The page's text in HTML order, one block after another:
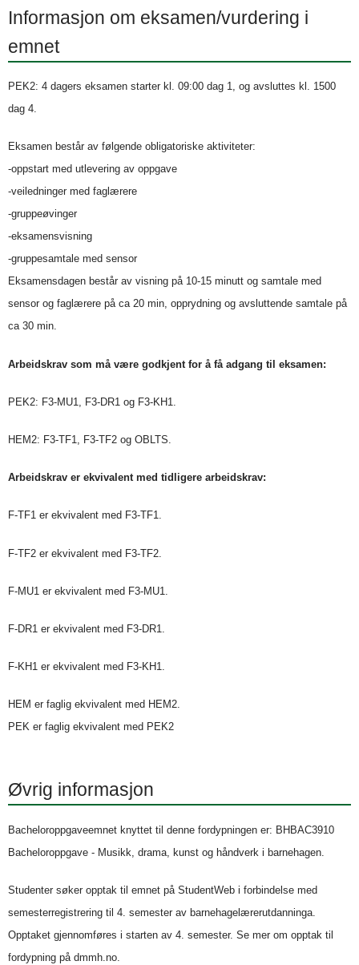
Informasjon om eksamen/vurdering i
emnet
PEK2: 4 dagers eksamen starter kl. 09:00 dag 1, og avsluttes kl. 1500
dag 4.
Eksamen består av følgende obligatoriske aktiviteter:
-oppstart med utlevering av oppgave
-veiledninger med faglærere
-gruppeøvinger
-eksamensvisning
-gruppesamtale med sensor
Eksamensdagen består av visning på 10-15 minutt og samtale med
sensor og faglærere på ca 20 min, opprydning og avsluttende samtale på
ca 30 min.
Arbeidskrav som må være godkjent for å få adgang til eksamen:
PEK2: F3-MU1, F3-DR1 og F3-KH1.
HEM2: F3-TF1, F3-TF2 og OBLTS.
Arbeidskrav er ekvivalent med tidligere arbeidskrav:
F-TF1 er ekvivalent med F3-TF1.
F-TF2 er ekvivalent med F3-TF2.
F-MU1 er ekvivalent med F3-MU1.
F-DR1 er ekvivalent med F3-DR1.
F-KH1 er ekvivalent med F3-KH1.
HEM er faglig ekvivalent med HEM2.
PEK er faglig ekvivalent med PEK2
Øvrig informasjon
Bacheloroppgaveemnet knyttet til denne fordypningen er: BHBAC3910
Bacheloroppgave - Musikk, drama, kunst og håndverk i barnehagen.
Studenter søker opptak til emnet på StudentWeb i forbindelse med
semesterregistrering til 4. semester av barnehagelærerutdanninga.
Opptaket gjennomføres i starten av 4. semester. Se mer om opptak til
fordypning på dmmh.no.